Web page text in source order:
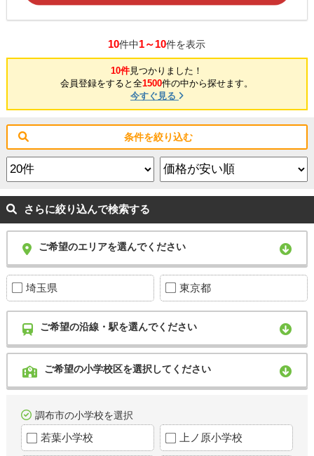
10件中1～10件を表示
10件見つかりました！
会員登録をすると全1500件の中から探せます。
今すぐ見る
条件を絞り込む
さらに絞り込んで検索する
ご希望のエリアを選んでください
埼玉県 東京都
ご希望の沿線・駅を選んでください
ご希望の小学校区を選択してください
調布市の小学校を選択
若葉小学校 上ノ原小学校